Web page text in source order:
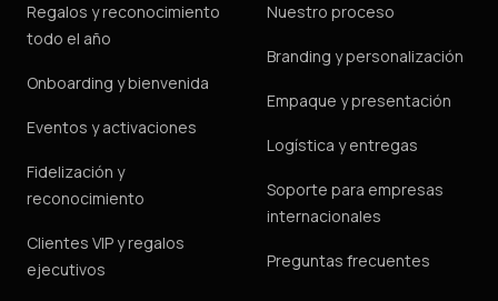
Regalos y reconocimiento
todo el año
Onboarding y bienvenida
Eventos y activaciones
Fidelización y
reconocimiento
Clientes VIP y regalos
ejecutivos
Nuestro proceso
Branding y personalización
Empaque y presentación
Logística y entregas
Soporte para empresas
internacionales
Preguntas frecuentes